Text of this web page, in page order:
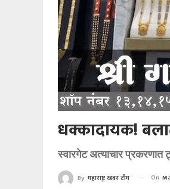
धक्कादायक!
स्वारगेट अत्याचार प्रकरणात
By महाराष्ट्र खबर टीम On